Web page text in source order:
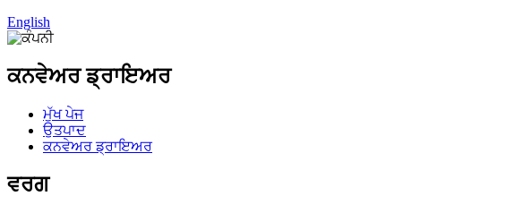
English
ਕਨਵੇਅਰ ਡ੍ਰਾਇਅਰ
ਮੁੱਖ ਪੇਜ
ਉਤਪਾਦ
ਕਨਵੇਅਰ ਡ੍ਰਾਇਅਰ
ਵਰਗ